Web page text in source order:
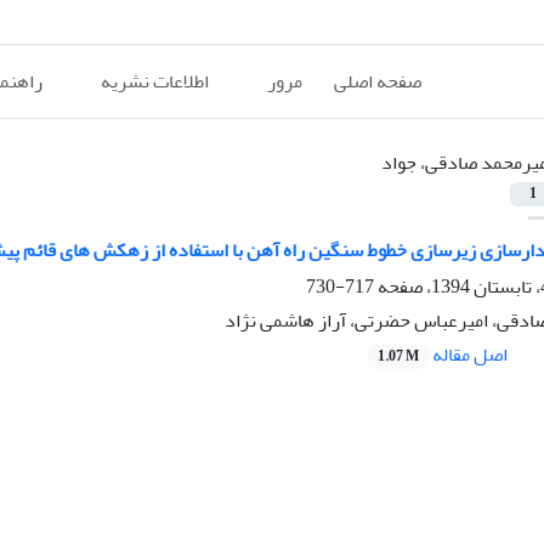
صفحه اصلی مرور اطلاعات نشریه
صادقی، جواد
1
زیرسازی خطوط سنگین راه آهن با استفاده از زهکش های قائم
717-730
امیرعباس حضرتی، آراز هاشمی نژاد
اصل مقاله 1.07 M